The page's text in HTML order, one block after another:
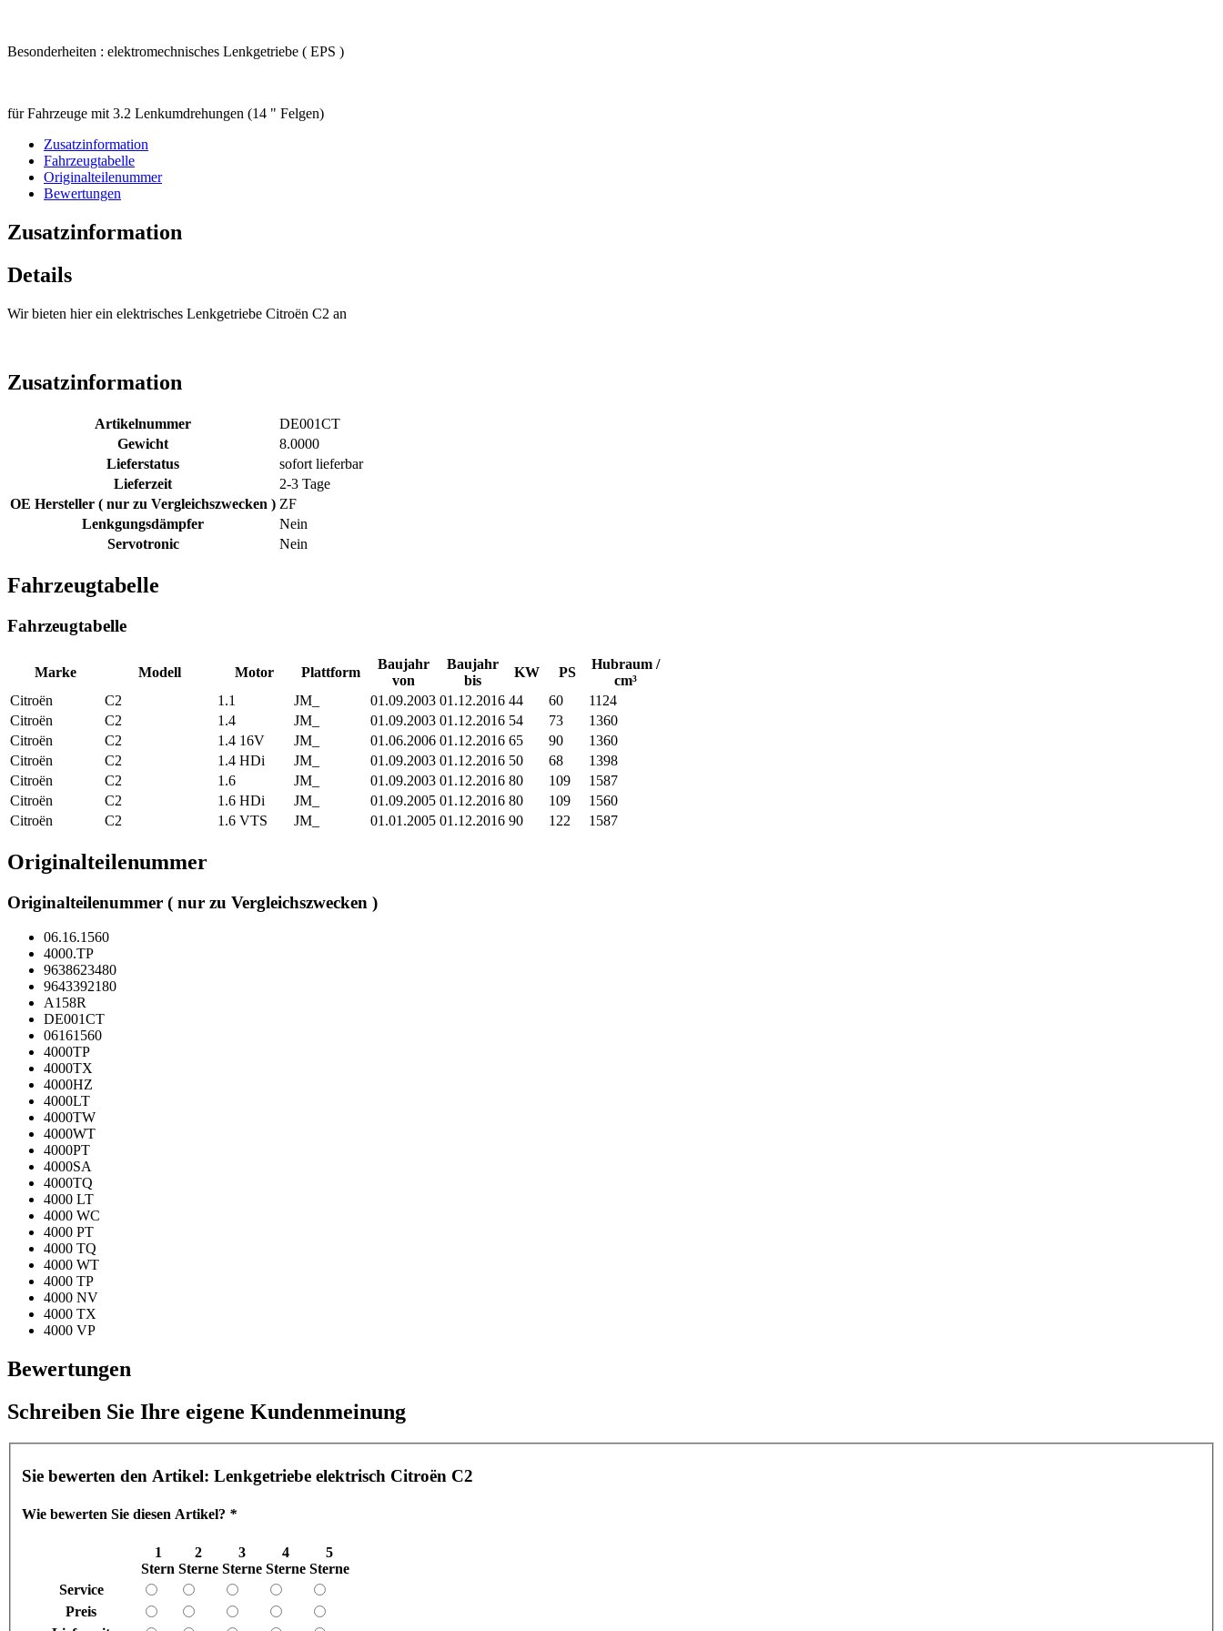
Besonderheiten : elektromechnisches Lenkgetriebe ( EPS )
für Fahrzeuge mit 3.2 Lenkumdrehungen (14 " Felgen)
Zusatzinformation
Fahrzeugtabelle
Originalteilenummer
Bewertungen
Zusatzinformation
Details
Wir bieten hier ein elektrisches Lenkgetriebe Citroën C2 an
Zusatzinformation
Artikelnummer
DE001CT
Gewicht
8.0000
Lieferstatus
sofort lieferbar
Lieferzeit
2-3 Tage
OE Hersteller ( nur zu Vergleichszwecken ) ZF
Lenkgungsdämpfer
Nein
Servotronic
Nein
Fahrzeugtabelle
Fahrzeugtabelle
Marke Modell Motor Plattform
Baujahr
von
Baujahr
bis
KW PS
Hubraum /
cm³
Citroën
C2 1.1 JM_ 01.09.2003 01.12.2016 44 60
1124
Citroën
C2 1.4 JM_ 01.09.2003 01.12.2016 54 73
1360
Citroën
C2 1.4 16V JM_ 01.06.2006 01.12.2016 65 90
1360
Citroën
C2 1.4 HDi JM_ 01.09.2003 01.12.2016 50 68
1398
Citroën
C2 1.6 JM_ 01.09.2003 01.12.2016 80 109
1587
Citroën
C2 1.6 HDi JM_ 01.09.2005 01.12.2016 80 109
1560
Citroën
C2 1.6 VTS JM_ 01.01.2005 01.12.2016 90 122 1587
Originalteilenummer
Originalteilenummer ( nur zu Vergleichszwecken )
06.16.1560
4000.TP
9638623480
9643392180
A158R
DE001CT
06161560
4000TP
4000TX
4000HZ
4000LT
4000TW
4000WT
4000PT
4000SA
4000TQ
4000 LT
4000 WC
4000 PT
4000 TQ
4000 WT
4000 TP
4000 NV
4000 TX
4000 VP
Bewertungen
Schreiben Sie Ihre eigene Kundenmeinung
Sie bewerten den Artikel: Lenkgetriebe elektrisch Citroën C2
Wie bewerten Sie diesen Artikel? *
1
Stern
2
Sterne
3
Sterne
4
Sterne
5
Sterne
Service
Preis